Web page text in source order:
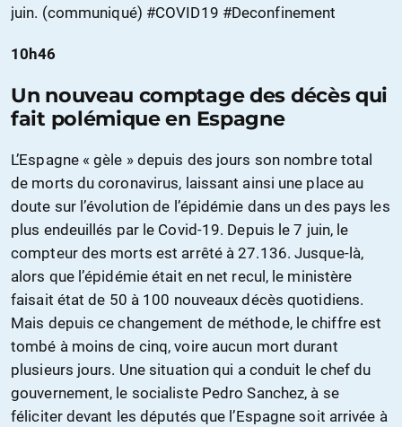
juin. (communiqué) #COVID19 #Deconfinement
10h46
Un nouveau comptage des décès qui
fait polémique en Espagne
L’Espagne « gèle » depuis des jours son nombre total
de morts du coronavirus, laissant ainsi une place au
doute sur l’évolution de l’épidémie dans un des pays les
plus endeuillés par le Covid-19. Depuis le 7 juin, le
compteur des morts est arrêté à 27.136. Jusque-là,
alors que l’épidémie était en net recul, le ministère
faisait état de 50 à 100 nouveaux décès quotidiens.
Mais depuis ce changement de méthode, le chiffre est
tombé à moins de cinq, voire aucun mort durant
plusieurs jours. Une situation qui a conduit le chef du
gouvernement, le socialiste Pedro Sanchez, à se
féliciter devant les députés que l’Espagne soit arrivée à